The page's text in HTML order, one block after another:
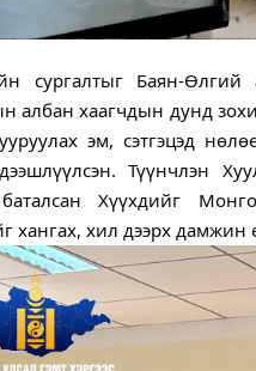
сургалтыг Баян-
албан хаагчдын дунд
эм, сэтгэцэд
Түүнчлэн
Хүүхдийг
хангах, хил дээрх дамжин